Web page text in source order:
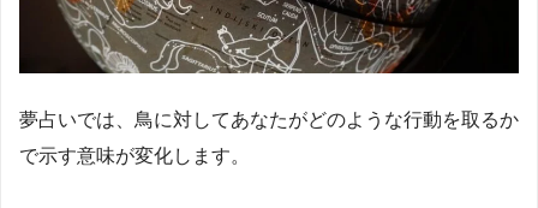
夢占いでは、鳥に対してあなたがどのような行動を取るか
で示す意味が変化します。